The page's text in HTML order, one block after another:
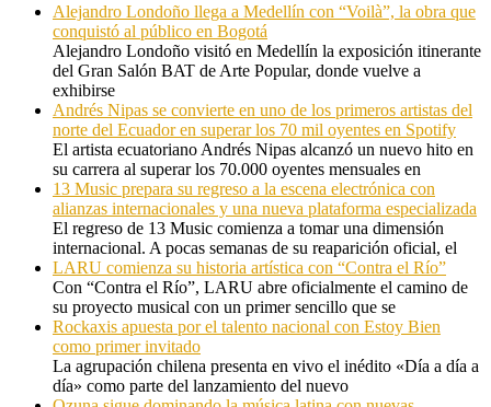
Alejandro Londoño llega a Medellín con “Voilà”, la obra que
conquistó al público en Bogotá
Alejandro Londoño visitó en Medellín la exposición itinerante
del Gran Salón BAT de Arte Popular, donde vuelve a
exhibirse
Andrés Nipas se convierte en uno de los primeros artistas del
norte del Ecuador en superar los 70 mil oyentes en Spotify
El artista ecuatoriano Andrés Nipas alcanzó un nuevo hito en
su carrera al superar los 70.000 oyentes mensuales en
13 Music prepara su regreso a la escena electrónica con
alianzas internacionales y una nueva plataforma especializada
El regreso de 13 Music comienza a tomar una dimensión
internacional. A pocas semanas de su reaparición oficial, el
LARU comienza su historia artística con “Contra el Río”
Con “Contra el Río”, LARU abre oficialmente el camino de
su proyecto musical con un primer sencillo que se
Rockaxis apuesta por el talento nacional con Estoy Bien
como primer invitado
La agrupación chilena presenta en vivo el inédito «Día a día a
día» como parte del lanzamiento del nuevo